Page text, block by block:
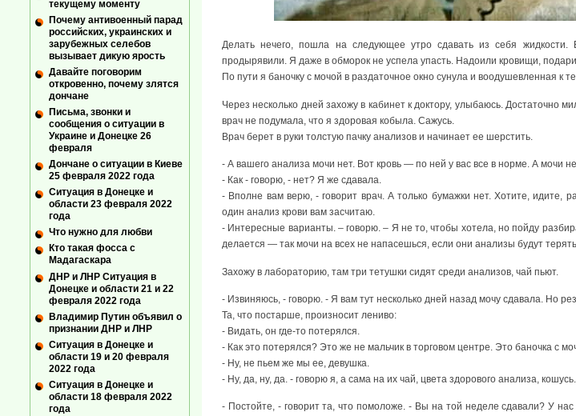
Делать нечего, пошла на следующее утро сдавать из себя
продырявили. Я даже в обморок не успела упасть. Надоили кровищи,
По пути я баночку с мочой в раздаточное окно сунула и воодушевленная к
Через несколько дней захожу в кабинет к доктору, улыбаюсь. Достаточно
врач не подумала, что я здоровая кобыла. Сажусь.
Врач берет в руки толстую пачку анализов и начинает ее шерстить.
- А вашего анализа мочи нет. Вот кровь — по ней у вас все в норме. А мочи
- Как - говорю, - нет? Я же сдавала.
- Вполне вам верю, - говорит врач. А только бумажки нет. Хотите, идите,
один анализ крови вам засчитаю.
- Интересные варианты. – говорю. – Я не то, чтобы хотела, но пойду
делается — так мочи на всех не напасешься, если они анализы будут
Захожу в лабораторию, там три тетушки сидят среди анализов, чай пьют.
- Извиняюсь, - говорю. - Я вам тут несколько дней назад мочу сдавала. Но
Та, что постарше, произносит лениво:
- Видать, он где-то потерялся.
- Как это потерялся? Это же не мальчик в торговом центре. Это баночка с
- Ну, не пьем же мы ее, девушка.
- Ну, да, ну, да. - говорю я, а сама на их чай, цвета здорового анализа, кошусь.
- Постойте, - говорит та, что помоложе. - Вы на той неделе сдавали? У
текущему моменту
Почему антивоенный парад
российских, украинских и
зарубежных селебов
вызывает дикую ярость
Давайте поговорим
откровенно, почему злятся
дончане
Письма, звонки и
сообщения о ситуации в
Украине и Донецке 26
февраля
Дончане о ситуации в Киеве
25 февраля 2022 года
Ситуация в Донецке и
области 23 февраля 2022
года
Что нужно для любви
Кто такая фосса с
Мадагаскара
ДНР и ЛНР Ситуация в
Донецке и области 21 и 22
февраля 2022 года
Владимир Путин объявил о
признании ДНР и ЛНР
Ситуация в Донецке и
области 19 и 20 февраля
2022 года
Ситуация в Донецке и
области 18 февраля 2022
года